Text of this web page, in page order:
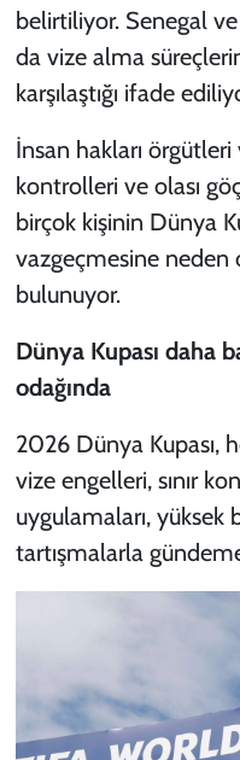
belirtiliyor. Senegal
da vize alma
karşılaştığı ifade
İnsan hakları örgütleri
kontrolleri ve olası
birçok kişinin Dünya
vazgeçmesine neden
bulunuyor.
Dünya Kupası daha
odağında
2026 Dünya Kupası,
vize engelleri, sınır
uygulamaları, yüksek
tartışmalarla